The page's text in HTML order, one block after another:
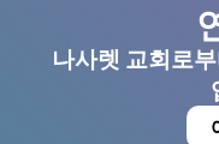
나사렛 교회로